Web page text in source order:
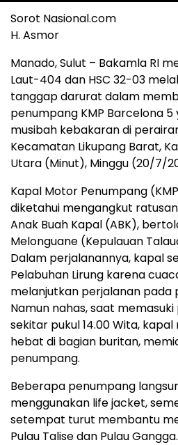
Sorot Nasional.com
H. Asmor
Manado, Sulut – Bakamla RI
Laut-404 dan HSC 32-03
tanggap darurat dalam
penumpang KMP Barcelona
musibah kebakaran di
Kecamatan Likupang Barat,
Utara (Minut), Minggu (20/7/
Kapal Motor Penumpang
diketahui mengangkut
Anak Buah Kapal (ABK),
Melonguane (Kepulauan
Dalam perjalanannya, kapal
Pelabuhan Lirung karena
melanjutkan perjalanan pada
Namun nahas, saat
sekitar pukul 14.00 Wita,
hebat di bagian buritan,
penumpang.
Beberapa penumpang
menggunakan life jacket,
setempat turut membantu
Pulau Talise dan Pulau Gangga.